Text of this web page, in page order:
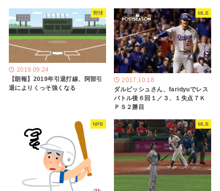
野球
2019.09.24
【朗報】2019年引退打線、阿部引
退によりくっそ強くなる
MLB
2017.10.18
ダルビッシュさん、faridyuでレス
バトル後６回１／３、１失点７Ｋ
ＰＳ２勝目
NPB MLB